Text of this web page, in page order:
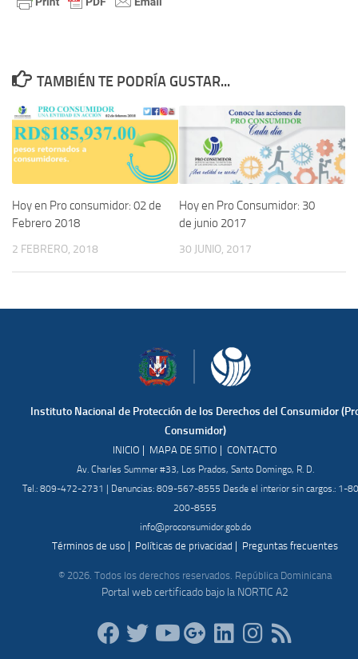
TAMBIÉN TE PODRÍA GUSTAR...
Hoy en Pro consumidor: 02 de
Febrero 2018
2 FEBRERO, 2018
Hoy en Pro Consumidor: 30
de junio 2017
30 JUNIO, 2017
Instituto Nacional de Protección de los Derechos del Consumidor
Consumidor)
INICIO | MAPA DE SITIO | CONTACTO
Av. Charles Summer #33, Los Prados, Santo Domingo, R. D.
Tel.: 809-472-2731 | Denuncias: 809-567-8555 Desde el interior sin cargos.: 1-
200-8555
info@proconsumidor.gob.do
Términos de uso | Políticas de privacidad | Preguntas frecuentes
© 2026. Todos los derechos reservados. República Dominicana
Portal web certificado bajo la NORTIC A2